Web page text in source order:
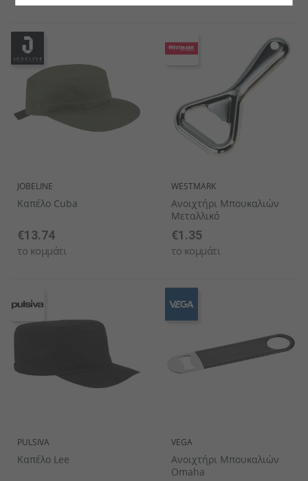
JOBELINE
Καπέλο Cuba
€13.74
το κομμάτι
WESTMARK
Ανοιχτήρι Μπουκαλιών
Μεταλλικό
€1.35
το κομμάτι
PULSIVA
Καπέλο Lee
VEGA
Ανοιχτήρι Μπουκαλιών
Omaha